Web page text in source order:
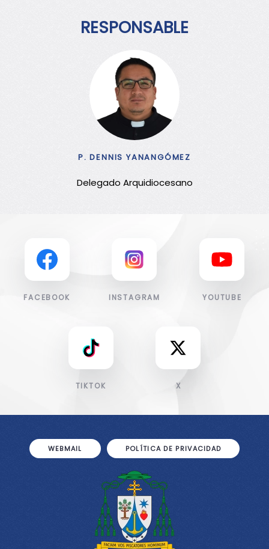
RESPONSABLE
P. DENNIS YANANGÓMEZ
Delegado Arquidiocesano
FACEBOOK INSTAGRAM YOUTUBE
TIKTOK X
WEBMAIL POLÍTICA DE PRIVACIDAD